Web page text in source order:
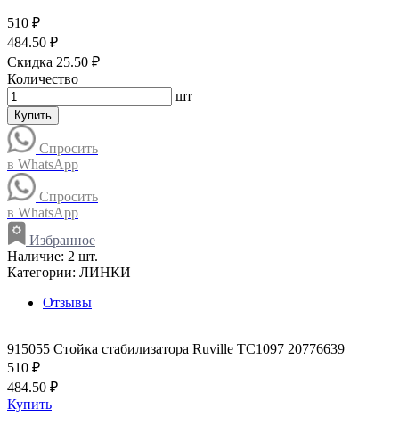
510 ₽
484.50 ₽
Скидка 25.50 ₽
Количество
шт
Купить
Спросить
в WhatsApp
Спросить
в WhatsApp
Избранное
Наличие: 2 шт.
Категории: ЛИНКИ
Отзывы
915055 Стойка стабилизатора Ruville TC1097 20776639
510 ₽
484.50 ₽
Купить